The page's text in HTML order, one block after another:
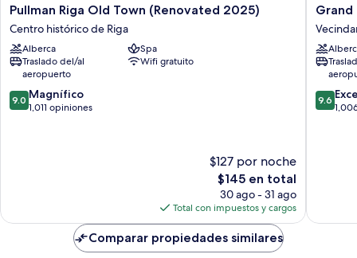
Pullman
Riga
Old
Town
(Renovated
2025)
Centro
histórico
Pullman Riga Old Town (Renovated 2025)
Centro histórico de Riga
Alberca
Spa
Traslado del/al
aeropuerto
Wifi gratuito
9.0
de
9.0 Magnífico
1,011 opiniones
$127 por noche
El
precio
actual
es
de
$145
$145 en total
30 ago - 31 ago
Total con impuestos y cargos
Grand
Poet
Hotel
by
Centrs
Grand
9.6
de
9.6
Comparar propiedades similares